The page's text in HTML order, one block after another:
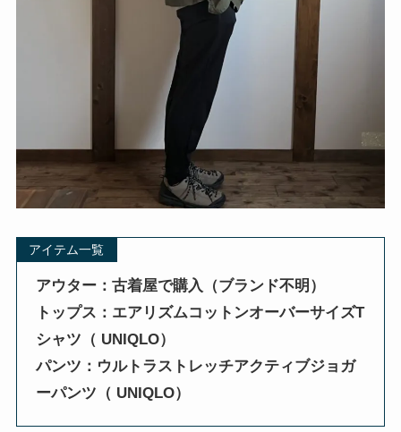
アイテム一覧
アウター：古着屋で購入（ブランド不明）
トップス：エアリズムコットンオーバーサイズT
シャツ（ UNIQLO）
パンツ：ウルトラストレッチアクティブジョガ
ーパンツ（ UNIQLO）